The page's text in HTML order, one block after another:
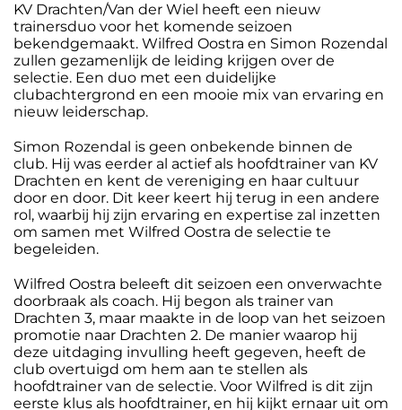
KV Drachten/Van der Wiel heeft een nieuw
trainersduo voor het komende seizoen
bekendgemaakt. Wilfred Oostra en Simon Rozendal
zullen gezamenlijk de leiding krijgen over de
selectie. Een duo met een duidelijke
clubachtergrond en een mooie mix van ervaring en
nieuw leiderschap.
Simon Rozendal is geen onbekende binnen de
club. Hij was eerder al actief als hoofdtrainer van KV
Drachten en kent de vereniging en haar cultuur
door en door. Dit keer keert hij terug in een andere
rol, waarbij hij zijn ervaring en expertise zal inzetten
om samen met Wilfred Oostra de selectie te
begeleiden.
Wilfred Oostra beleeft dit seizoen een onverwachte
doorbraak als coach. Hij begon als trainer van
Drachten 3, maar maakte in de loop van het seizoen
promotie naar Drachten 2. De manier waarop hij
deze uitdaging invulling heeft gegeven, heeft de
club overtuigd om hem aan te stellen als
hoofdtrainer van de selectie. Voor Wilfred is dit zijn
eerste klus als hoofdtrainer, en hij kijkt ernaar uit om